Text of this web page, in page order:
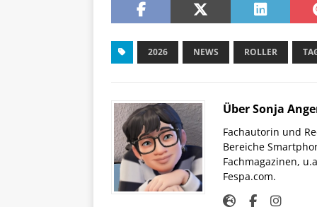
2026 NEWS ROLLER
Über Sonja
Fachautorin und
Bereiche
Fachmagazinen,
Fespa.com.